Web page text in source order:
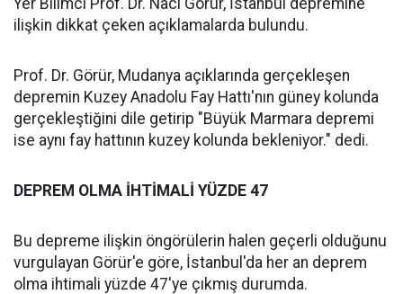
ilişkin dikkat çeken açıklamalarda bulundu.
Prof. Dr. Görür, Mudanya açıklarında gerçekleşen
depremin Kuzey Anadolu Fay Hattı'nın güney kolunda
gerçekleştiğini dile getirip "Büyük Marmara depremi
ise aynı fay hattının kuzey kolunda bekleniyor." dedi.
DEPREM OLMA İHTİMALİ YÜZDE 47
Bu depreme ilişkin öngörülerin halen geçerli olduğunu
vurgulayan Görür'e göre, İstanbul'da her an deprem
olma ihtimali yüzde 47'ye çıkmış durumda.